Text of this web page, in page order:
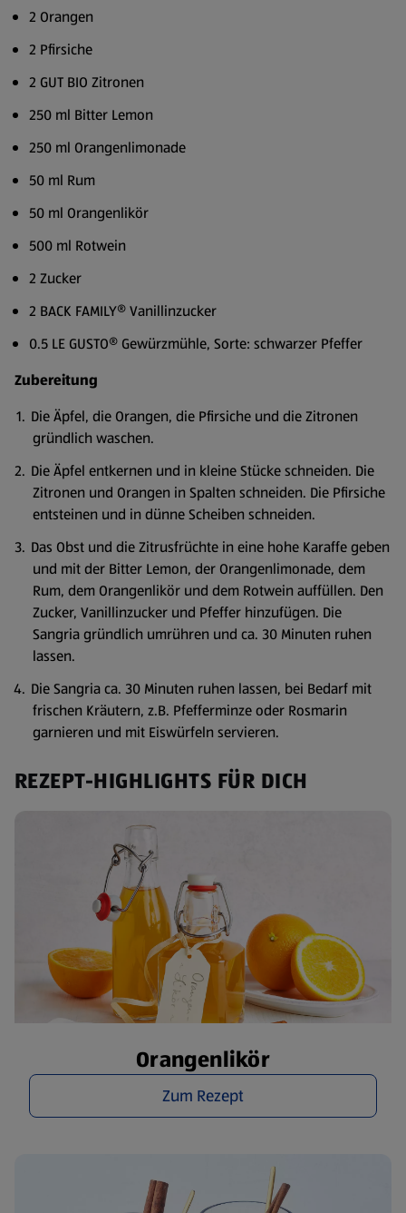
2 Orangen
2 Pfirsiche
2 GUT BIO Zitronen
250 ml Bitter Lemon
250 ml Orangenlimonade
50 ml Rum
50 ml Orangenlikör
500 ml Rotwein
2 Zucker
2 BACK FAMILY® Vanillinzucker
0.5 LE GUSTO® Gewürzmühle, Sorte: schwarzer Pfeffer
Zubereitung
Die Äpfel, die Orangen, die Pfirsiche und die Zitronen
gründlich waschen.
Die Äpfel entkernen und in kleine Stücke schneiden. Die
Zitronen und Orangen in Spalten schneiden. Die Pfirsiche
entsteinen und in dünne Scheiben schneiden.
Das Obst und die Zitrusfrüchte in eine hohe Karaffe geben
und mit der Bitter Lemon, der Orangenlimonade, dem
Rum, dem Orangenlikör und dem Rotwein auffüllen. Den
Zucker, Vanillinzucker und Pfeffer hinzufügen. Die
Sangria gründlich umrühren und ca. 30 Minuten ruhen
lassen.
Die Sangria ca. 30 Minuten ruhen lassen, bei Bedarf mit
frischen Kräutern, z.B. Pfefferminze oder Rosmarin
garnieren und mit Eiswürfeln servieren.
REZEPT-HIGHLIGHTS FÜR DICH
Orangenlikör
Zum Rezept